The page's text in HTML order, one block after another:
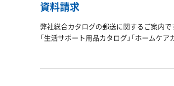
資料請求
弊社総合カタログの郵送に関するご案内で
「生活サポート用品カタログ」「ホームケア